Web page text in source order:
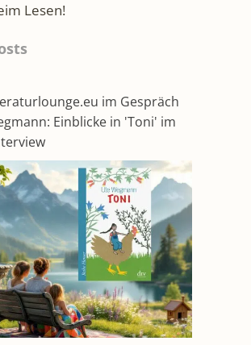
Lesen!
im Gespräch
Einblicke in 'Toni' im